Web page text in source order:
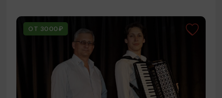
ОТ 3000₽